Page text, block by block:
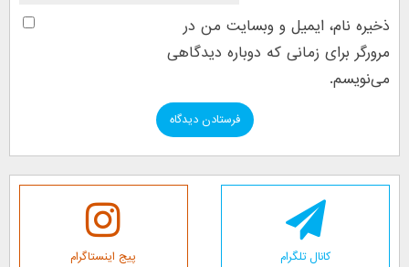
ذخیره نام، ایمیل و وبسایت من در
مرورگر برای زمانی که دوباره دیدگاهی
می‌نویسم.
کانال تلگرام پیج اینستاگرام